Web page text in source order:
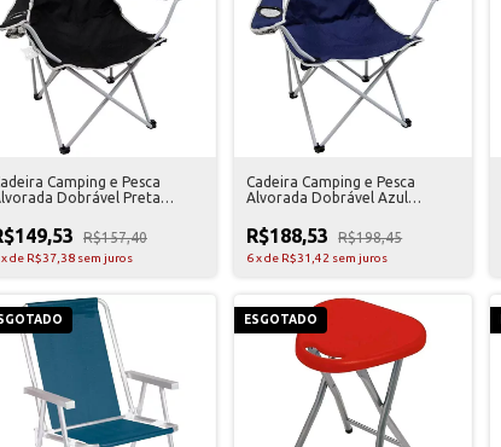
Camping e Pesca
Dobrável Preta
R$157,40
xde R$37,38 sem juros
Cadeira Camping e Pesca
Alvorada Dobrável Azul
R$188,53 R$198,45
6 xde R$31,42 sem juros
ESGOTADO